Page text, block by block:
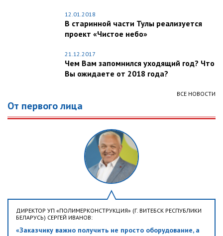
12.01.2018
В старинной части Тулы реализуется
проект «Чистое небо»
21.12.2017
Чем Вам запомнился уходящий год? Что
Вы ожидаете от 2018 года?
ВСЕ НОВОСТИ
От первого лица
ДИРЕКТОР УП «ПОЛИМЕРКОНСТРУКЦИЯ» (Г. ВИТЕБСК РЕСПУБЛИКИ
БЕЛАРУСЬ) СЕРГЕЙ ИВАНОВ:
«Заказчику важно получить не просто оборудование, а